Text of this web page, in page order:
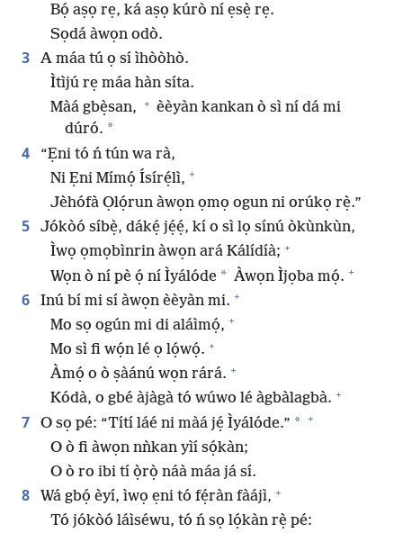
Bọ́ aṣọ rẹ, ká aṣọ kúrò ní ẹsẹ̀ rẹ.
Sọdá àwọn odò.
3
A máa tú ọ sí ìhòòhò.
Ìtìjú rẹ máa hàn síta.
Màá gbẹ̀san, + èèyàn kankan ò sì ní dá mi
dúró. *
4
“Ẹni tó ń tún wa rà,
Ni Ẹni Mímọ́ Ísírẹ́lì, +
Jèhófà Ọlọ́run àwọn ọmọ ogun ni orúkọ rẹ̀.”
5
Jókòó síbẹ̀, dákẹ́ jẹ́ẹ́, kí o sì lọ sínú òkùnkùn,
Ìwọ ọmọbìnrin àwọn ará Kálídíà; +
Wọn ò ní pè ọ́ ní Ìyálóde * Àwọn Ìjọba mọ́. +
6 Inú bí mi sí àwọn èèyàn mi. +
Mo sọ ogún mi di aláìmọ́, +
Mo sì fi wọ́n lé ọ lọ́wọ́. +
Àmọ́ o ò ṣàánú wọn rárá. +
Kódà, o gbé àjàgà tó wúwo lé àgbàlagbà. +
7 O sọ pé: “Títí láé ni màá jẹ́ Ìyálóde.” * +
O ò fi àwọn nǹkan yìí sọ́kàn;
O ò ro ibi tí ọ̀rọ̀ náà máa já sí.
8 Wá gbọ́ èyí, ìwọ ẹni tó fẹ́ràn fàájì, +
Tó jókòó láìséwu, tó ń sọ lọ́kàn rẹ̀ pé: